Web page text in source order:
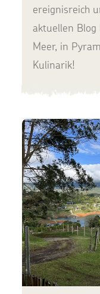
ereignisreich
aktuellen
Meer, in
Kulinarik!